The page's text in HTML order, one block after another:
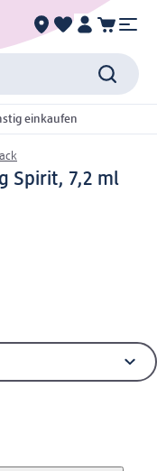
einkaufen
Spirit, 7,2 ml